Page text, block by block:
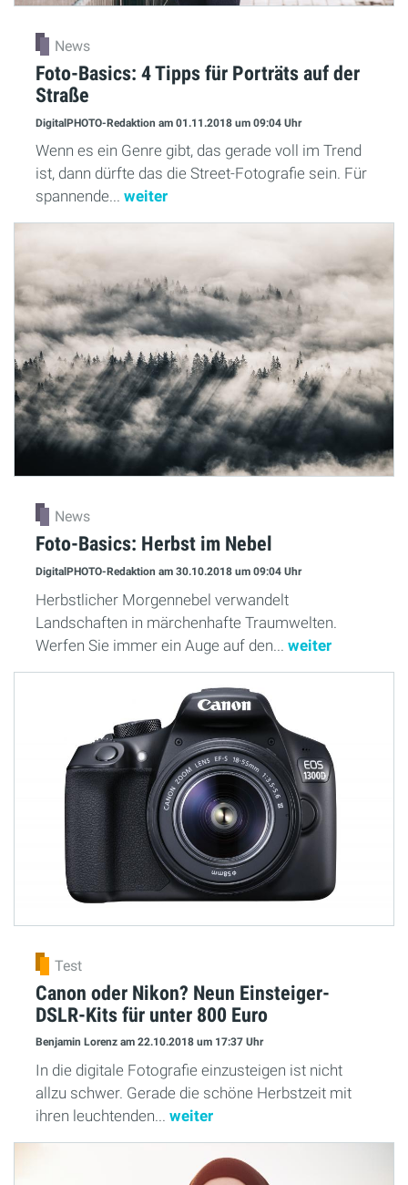
News
Foto-Basics: 4 Tipps für Porträts auf der
Straße
DigitalPHOTO-Redaktion am 01.11.2018 um 09:04 Uhr
Wenn es ein Genre gibt, das gerade voll im Trend
ist, dann dürfte das die Street-Fotografie sein. Für
spannende... weiter
News
Foto-Basics: Herbst im Nebel
DigitalPHOTO-Redaktion am 30.10.2018 um 09:04 Uhr
Herbstlicher Morgennebel verwandelt
Landschaften in märchenhafte Traumwelten.
Werfen Sie immer ein Auge auf den... weiter
Test
Canon oder Nikon? Neun Einsteiger-
DSLR-Kits für unter 800 Euro
Benjamin Lorenz am 22.10.2018 um 17:37 Uhr
In die digitale Fotografie einzusteigen ist nicht
allzu schwer. Gerade die schöne Herbstzeit mit
ihren leuchtenden... weiter